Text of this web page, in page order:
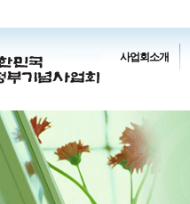
사업회소개